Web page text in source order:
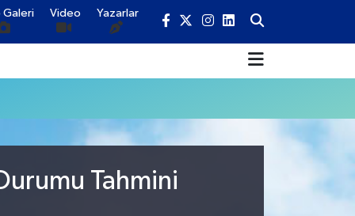
Galeri Video Yazarlar
Tahmini